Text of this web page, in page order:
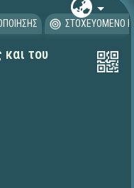
ΣΤΟΧΕΥΟΜΕΝΟ
και του